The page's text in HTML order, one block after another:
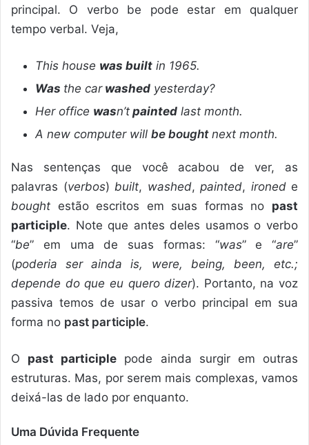
principal. O verbo be pode estar em qualquer
tempo verbal. Veja,
This house was built in 1965.
Was the carwashed yesterday?
Her office wasn’t painted last month.
A new computer will be boughtnext month.
Nas sentenças que você acabou de ver, as
palavras (verbos) built, washed, painted, ironed e
bought estão escritos em suas formas no past
participle. Note que antes deles usamos o verbo
“be” em uma de suas formas: “was” e “are”
(poderia ser aindais, were, being, been, etc.;
depende do que eu quero dizer). Portanto, na voz
passiva temos de usar o verbo principal em sua
forma no past participle.
O past participle pode ainda surgir em outras
estruturas. Mas, por serem mais complexas, vamos
deixá-las de lado por enquanto.
Uma Dúvida Frequente